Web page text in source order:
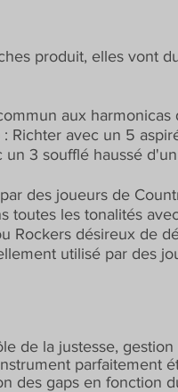
produit, elles vont
aux harmonicas
Richter avec un 5
3 soufflé haussé
des joueurs de
toutes les tonalités
Rockers désireux de
utilisé par des
de la justesse,
parfaitement
des gaps en fonction